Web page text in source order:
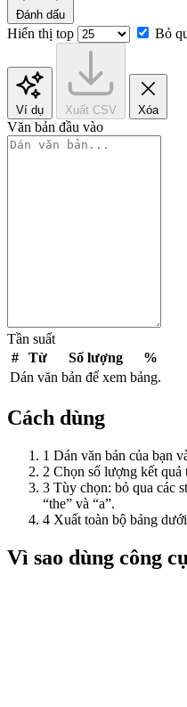
Đánh dấu
Hiển thị top Bỏ
Ví dụ Xuất CSV Xóa
Văn bản đầu vào
Tần suất
#
Từ Số lượng
%
Dán văn bản để xem bảng.
Cách dùng
1 Dán văn bản của bạn
2 Chọn số lượng kết quả
3 Tùy chọn: bỏ qua các
“the” và “a”.
4 Xuất toàn bộ bảng
Vì sao dùng công